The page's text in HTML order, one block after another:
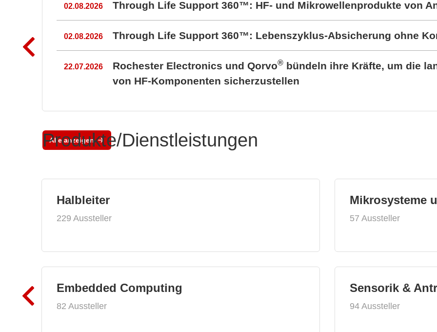
02.08.2026 Through Life Support 360™: HF- und Mikrowellenprodukte von
02.08.2026 Through Life Support 360™: Lebenszyklus-Absicherung ohne
22.07.2026 Rochester Electronics und Qorvo® bündeln ihre Kräfte, um die
von HF-Komponenten sicherzustellen
Alle anzeigen
Produkte/Dienstleistungen
Halbleiter
229 Aussteller
Embedded Computing
82 Aussteller
Mikrosysteme
57 Aussteller
Sensorik &
94 Aussteller